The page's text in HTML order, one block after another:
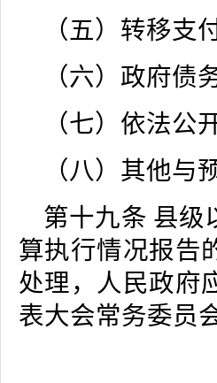
（五）转移支
（六）政府债
（七）依法公
（八）其他与
第十九条 县级
算执行情况报告
处理，人民政府
表大会常务委员